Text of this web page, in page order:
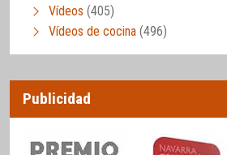
Vídeos (405)
Vídeos de cocina (496)
Publicidad